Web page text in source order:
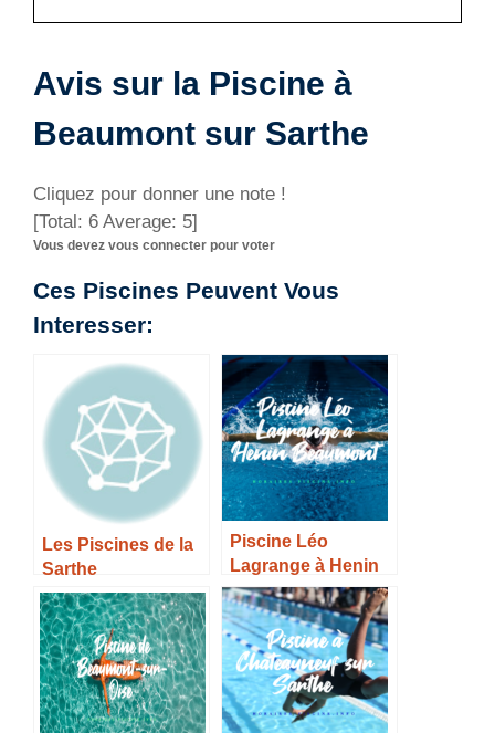
Avis sur la Piscine à
Beaumont sur Sarthe
Cliquez pour donner une note !
[Total: 6 Average: 5]
Vous devez vous connecter pour voter
Ces Piscines Peuvent Vous
Interesser:
Les Piscines de la
Sarthe
Piscine Léo
Lagrange à Henin
Beaumont –
Horaires, Tarifs et
Infos –